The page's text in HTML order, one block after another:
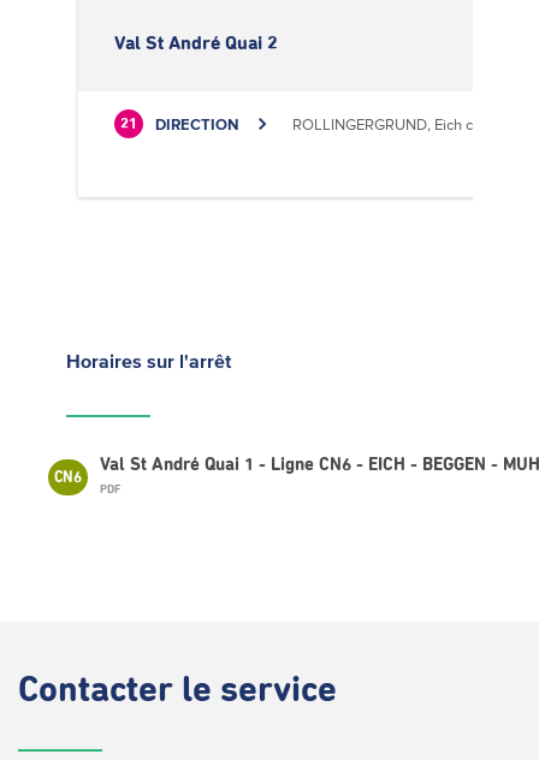
Val St André Quai 2
21 DIRECTION ROLLINGERGRUND, Eich centre
Horaires sur l'arrêt
CN6
Val St André Quai 1 - Ligne CN6 - EICH - BEGGEN -
PDF
Contacter le service